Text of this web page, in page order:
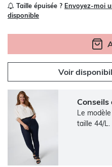
Taille épuisée ? Envoyez-moi
disponible
Voir
Conseils
Le
taille 44/L.